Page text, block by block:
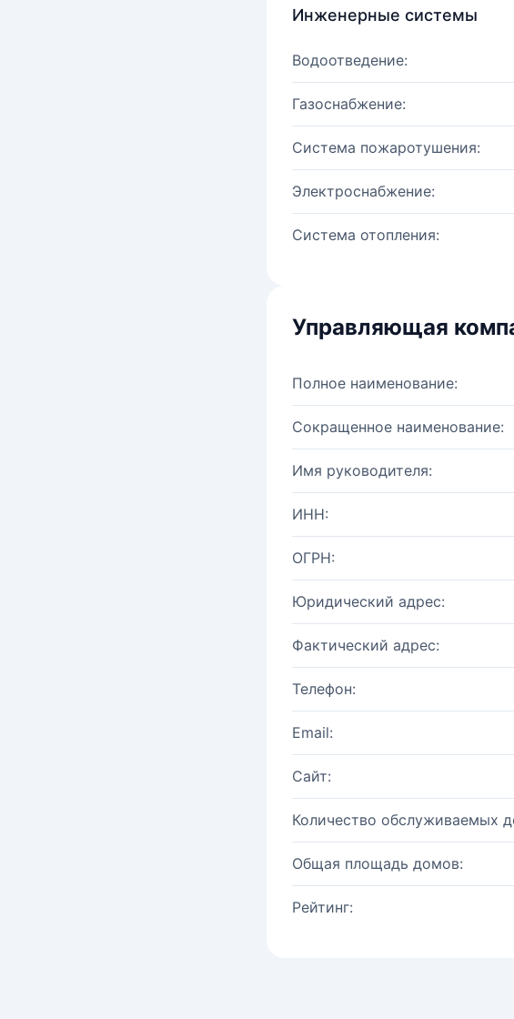
Инженерные системы
Водоотведение:
Газоснабжение:
Система пожаротушения:
Электроснабжение:
Система отопления:
Управляющая
Полное наименование:
Сокращенное наименование:
Имя руководителя:
ИНН:
ОГРН:
Юридический адрес:
Фактический адрес:
Телефон:
Email:
Сайт:
Количество обслуживаемых
Общая площадь домов:
Рейтинг: